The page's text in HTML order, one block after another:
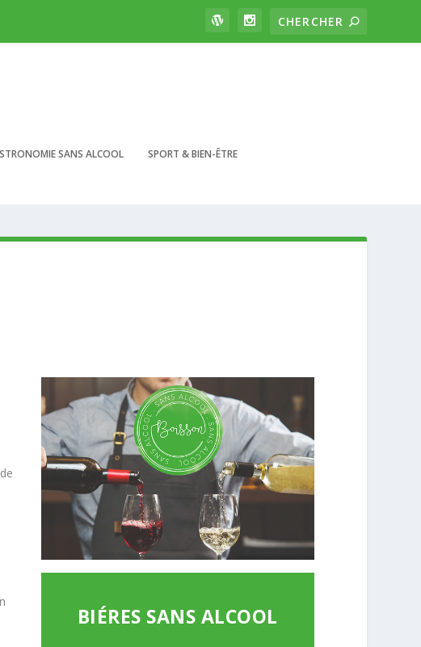
SANS ALCOOL SPORT & BIEN-ÊTRE
BIÉRES SANS ALCOOL